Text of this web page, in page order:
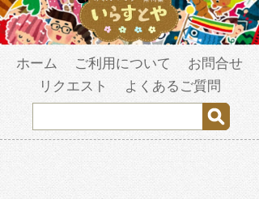
ホーム ご利用について
お問合せ
リクエスト
よくあるご質問